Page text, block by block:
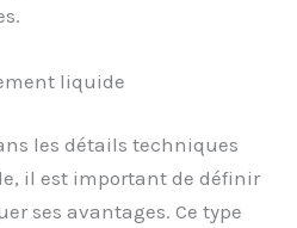
liquide
les détails techniques
il est important de définir
ses avantages. Ce type